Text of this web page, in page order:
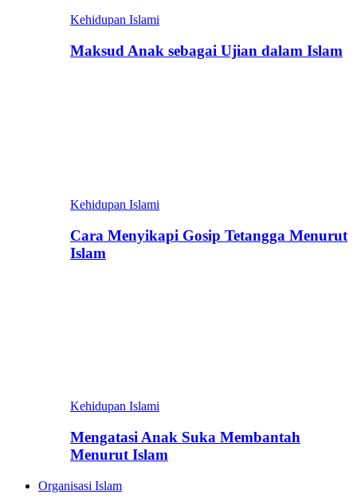
Kehidupan Islami
Maksud Anak sebagai Ujian dalam Islam
Kehidupan Islami
Cara Menyikapi Gosip Tetangga Menurut
Islam
Kehidupan Islami
Mengatasi Anak Suka Membantah
Menurut Islam
Organisasi Islam